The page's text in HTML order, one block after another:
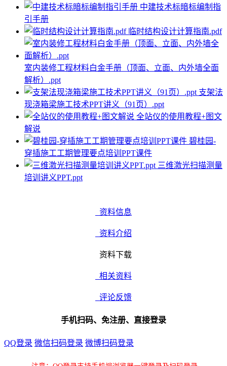
中建技术标暗标编制指
引手册
临时结构设计计算指南.pdf
室内装修工程材料白金手册（顶面、立面、内外墙全面
解析）.ppt
支架法
现浇箱梁施工技术PPT讲义（91页）.ppt
全站仪的使用教程+图文
解说
碧桂园-
穿插施工工期管理要点培训PPT课件
三维激光扫描测量
培训讲义PPT.ppt
资料信息
资料介绍
资料下载
相关资料
评论反馈
手机扫码、免注册、直接登录
QQ登录 微信扫码登录 微博扫码登录